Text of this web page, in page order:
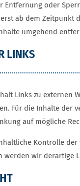
Entfernung oder
ab dem Zeitpunkt
umgehend
LINKS
Links zu externen
Für die Inhalte der
auf mögliche
Kontrolle
werden wir derartige